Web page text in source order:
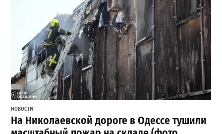
НОВОСТИ
На Николаевской дороге в Одессе тушили